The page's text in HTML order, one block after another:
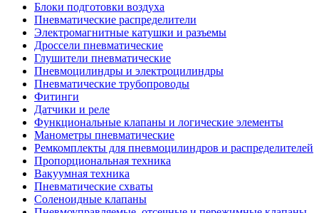
Блоки подготовки воздуха
Пневматические распределители
Электромагнитные катушки и разъемы
Дроссели пневматические
Глушители пневматические
Пневмоцилиндры и электроцилиндры
Пневматические трубопроводы
Фитинги
Датчики и реле
Функциональные клапаны и логические элементы
Манометры пневматические
Ремкомплекты для пневмоцилиндров и распределителей
Пропорциональная техника
Вакуумная техника
Пневматические схваты
Соленоидные клапаны